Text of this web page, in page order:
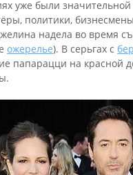
уже были
политики,
надела во время
ожерелье). В серьгах с
папарацци на красной